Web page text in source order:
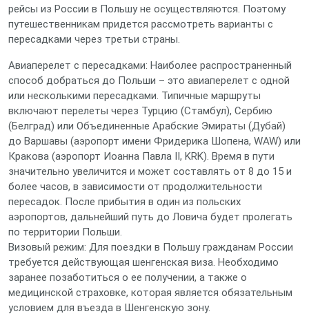
рейсы из России в Польшу не осуществляются. Поэтому
путешественникам придется рассмотреть варианты с
пересадками через третьи страны.
Авиаперелет с пересадками: Наиболее распространенный
способ добраться до Польши – это авиаперелет с одной
или несколькими пересадками. Типичные маршруты
включают перелеты через Турцию (Стамбул), Сербию
(Белград) или Объединенные Арабские Эмираты (Дубай)
до Варшавы (аэропорт имени Фридерика Шопена, WAW) или
Кракова (аэропорт Иоанна Павла II, KRK). Время в пути
значительно увеличится и может составлять от 8 до 15 и
более часов, в зависимости от продолжительности
пересадок. После прибытия в один из польских
аэропортов, дальнейший путь до Ловича будет пролегать
по территории Польши.
Визовый режим: Для поездки в Польшу гражданам России
требуется действующая шенгенская виза. Необходимо
заранее позаботиться о ее получении, а также о
медицинской страховке, которая является обязательным
условием для въезда в Шенгенскую зону.